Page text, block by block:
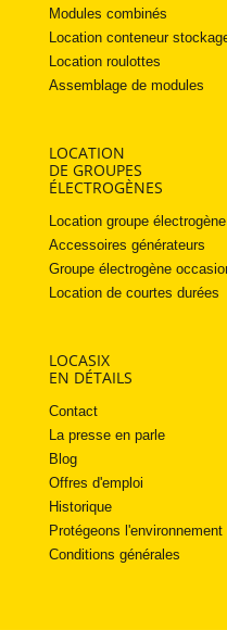
Modules combinés
Location conteneur
Location roulottes
Assemblage de modules
LOCATION
DE GROUPES
ÉLECTROGÈNES
Location groupe électrogène
Accessoires générateurs
Groupe électrogène
Location de courtes durées
LOCASIX
EN DÉTAILS
Contact
La presse en parle
Blog
Offres d'emploi
Historique
Protégeons l'environnement
Conditions générales